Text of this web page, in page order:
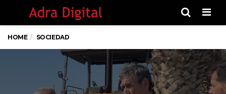
HOME SOCIEDAD